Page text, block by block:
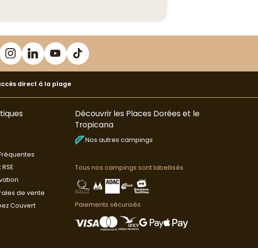
direct à la plage
de vente
Couvert
Découvrir les Places Dorées et le
Tropicana
Nos autres campings
Tous nos campings sont labellisés
Paiements sécurisés